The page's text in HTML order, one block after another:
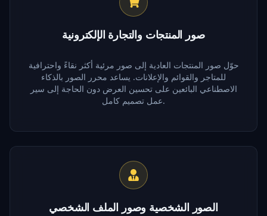
صور المنتجات والتجارة الإلكترونية
حوّل صور المنتجات العادية إلى صور مرئية أكثر نقاءً واحترافية
للمتاجر والقوائم والإعلانات. يساعد محرر الصور بالذكاء
الاصطناعي البائعين على تحسين العرض دون الحاجة إلى سير
عمل تصميم كامل.
الصور الشخصية وصور الملف الشخصي